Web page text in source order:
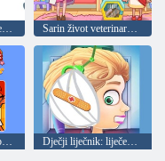
Sarah, veterinarka, epizoda 11: Tvor Sarin život veterinarke 12: Kameleon
Toka Avatar: Moja bolnica Dječji liječnik: liječenje uha